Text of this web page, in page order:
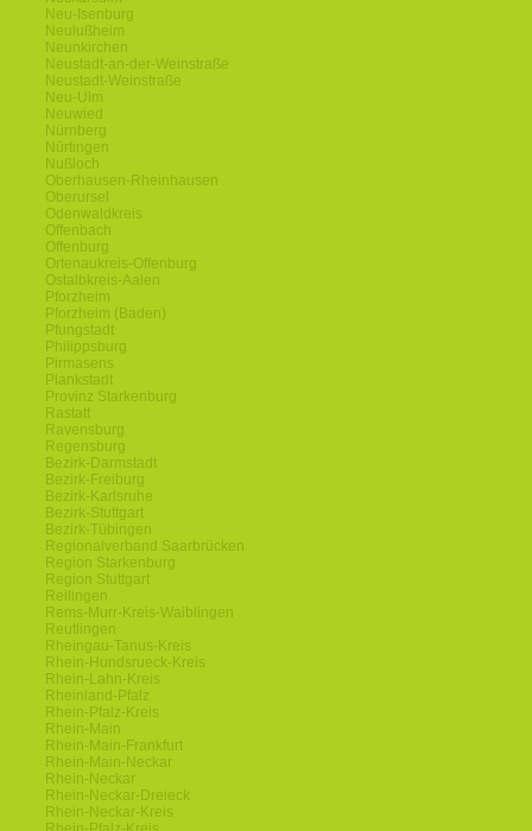
Neu-Isenburg
Neulußheim
Neunkirchen
Neustadt-an-der-Weinstraße
Neustadt-Weinstraße
Neu-Ulm
Neuwied
Nürnberg
Nürtingen
Nußloch
Oberhausen-Rheinhausen
Oberursel
Odenwaldkreis
Offenbach
Offenburg
Ortenaukreis-Offenburg
Ostalbkreis-Aalen
Pforzheim
Pforzheim (Baden)
Pfungstadt
Philippsburg
Pirmasens
Plankstadt
Provinz Starkenburg
Rastatt
Ravensburg
Regensburg
Bezirk-Darmstadt
Bezirk-Freiburg
Bezirk-Karlsruhe
Bezirk-Stuttgart
Bezirk-Tübingen
Regionalverband Saarbrücken
Region Starkenburg
Region Stuttgart
Reilingen
Rems-Murr-Kreis-Waiblingen
Reutlingen
Rheingau-Tanus-Kreis
Rhein-Hundsrueck-Kreis
Rhein-Lahn-Kreis
Rheinland-Pfalz
Rhein-Pfalz-Kreis
Rhein-Main
Rhein-Main-Frankfurt
Rhein-Main-Neckar
Rhein-Neckar
Rhein-Neckar-Dreieck
Rhein-Neckar-Kreis